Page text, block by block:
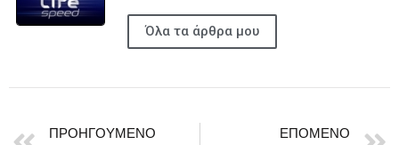
Όλα τα άρθρα μου
ΠΡΟΗΓΟΎΜΕΝΟ
ΕΠΌΜΕΝΟ